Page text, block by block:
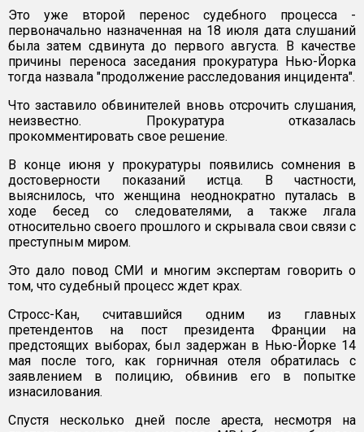
Это уже второй перенос судебного процесса -
первоначально назначенная на 18 июля дата слушаний
была затем сдвинута до первого августа. В качестве
причины переноса заседания прокуратура Нью-Йорка
тогда назвала "продолжение расследования инцидента".
Что заставило обвинителей вновь отсрочить слушания,
неизвестно. Прокуратура отказалась
прокомментировать свое решение.
В конце июня у прокуратуры появились сомнения в
достоверности показаний истца. В частности,
выяснилось, что женщина неоднократно путалась в
ходе бесед со следователями, а также лгала
относительно своего прошлого и скрывала свои связи с
преступным миром.
Это дало повод СМИ и многим экспертам говорить о
том, что судебный процесс ждет крах.
Стросс-Кан, считавшийся одним из главных
претендентов на пост президента Франции на
предстоящих выборах, был задержан в Нью-Йорке 14
мая после того, как горничная отеля обратилась с
заявлением в полицию, обвинив его в попытке
изнасилования.
Спустя несколько дней после ареста, несмотря на